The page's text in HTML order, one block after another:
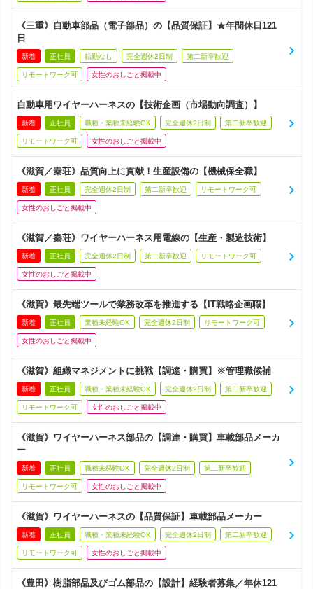
《三重》自動車部品（電子部品）の【品質保証】★年間休日121
日
新着 正社員 転勤なし 完全週休2日制 第二新卒歓迎
リモートワーク可 女性のおしごと掲載中
自動車用ワイヤーハーネスの【技術企画（市場動向調査）】
新着 正社員 職種・業種未経験OK 完全週休2日制 第二新卒歓迎
リモートワーク可 女性のおしごと掲載中
《滋賀／秦荘》品質向上に貢献！生産設備の【機械保全職】
新着 正社員 完全週休2日制 第二新卒歓迎 リモートワーク可
女性のおしごと掲載中
《滋賀／秦荘》ワイヤーハーネス用電線の【生産・製造技術】
新着 正社員 完全週休2日制 第二新卒歓迎 リモートワーク可
女性のおしごと掲載中
《滋賀》最先端ツールで業務改革を推進する【IT戦略企画職】
新着 正社員 業種未経験OK 完全週休2日制 リモートワーク可
女性のおしごと掲載中
《滋賀》組織マネジメントに挑戦【調達・購買】※管理職候補
新着 正社員 職種・業種未経験OK 完全週休2日制 第二新卒歓迎
リモートワーク可 女性のおしごと掲載中
《滋賀》ワイヤーハーネス部品の【調達・購買】車載部品メーカ
ー
新着 正社員 職種未経験OK 完全週休2日制 第二新卒歓迎
リモートワーク可 女性のおしごと掲載中
《滋賀》ワイヤーハーネスの【品質保証】車載部品メーカー
新着 正社員 職種・業種未経験OK 完全週休2日制 第二新卒歓迎
リモートワーク可 女性のおしごと掲載中
《豊田》樹脂部品及びゴム部品の【設計】経験者募集／年休121